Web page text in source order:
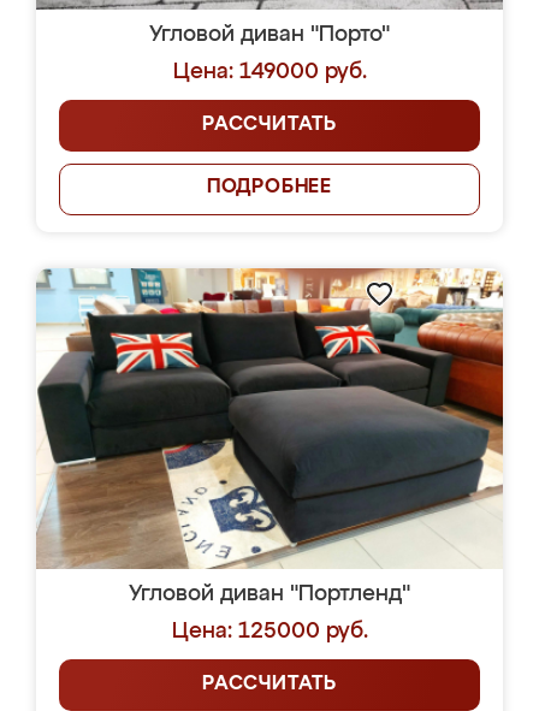
Угловой диван "Порто"
Цена: 149000 руб.
РАССЧИТАТЬ
ПОДРОБНЕЕ
Угловой диван "Портленд"
Цена: 125000 руб.
РАССЧИТАТЬ